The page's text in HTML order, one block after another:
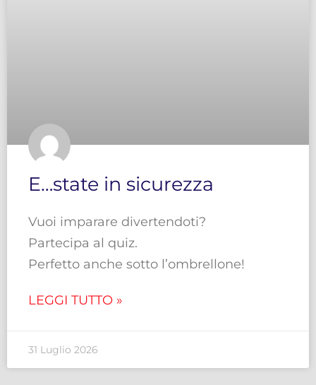
E…state in sicurezza
Vuoi imparare divertendoti?
Partecipa al quiz.
Perfetto anche sotto l’ombrellone!
LEGGI TUTTO »
31 Luglio 2026